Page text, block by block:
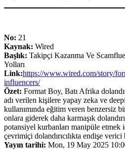
No: 21
Kaynak: Wired
Başlık: Takipçi Kazanma Ve
Yolları
Link:https://www.wired.com/story/
influencers/
Özet: Format Boy, Batı Afrika
adı verilen kişilere yapay zeka ve
kullanımında eğitim veren benzersiz
onlara giderek daha karmaşık
potansiyel kurbanları manipüle etmek
çevrimiçi dolandırıcılıkta endişe
Yayın tarihi: Mon, 19 May 2025